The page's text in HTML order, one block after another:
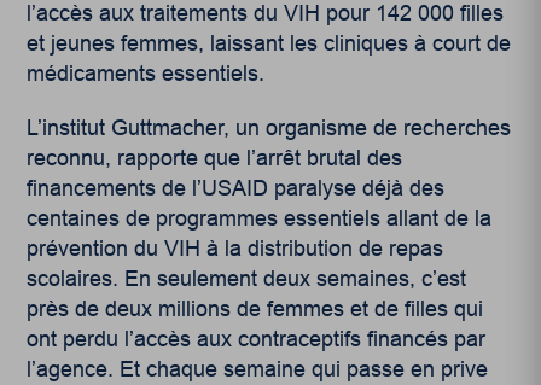
l’accès aux traitements du VIH pour 142 000 filles
et jeunes femmes, laissant les cliniques à court de
médicaments essentiels.
L’institut Guttmacher, un organisme de recherches
reconnu, rapporte que l’arrêt brutal des
financements de l’USAID paralyse déjà des
centaines de programmes essentiels allant de la
prévention du VIH à la distribution de repas
scolaires. En seulement deux semaines, c’est
près de deux millions de femmes et de filles qui
ont perdu l’accès aux contraceptifs financés par
l’agence. Et chaque semaine qui passe en prive